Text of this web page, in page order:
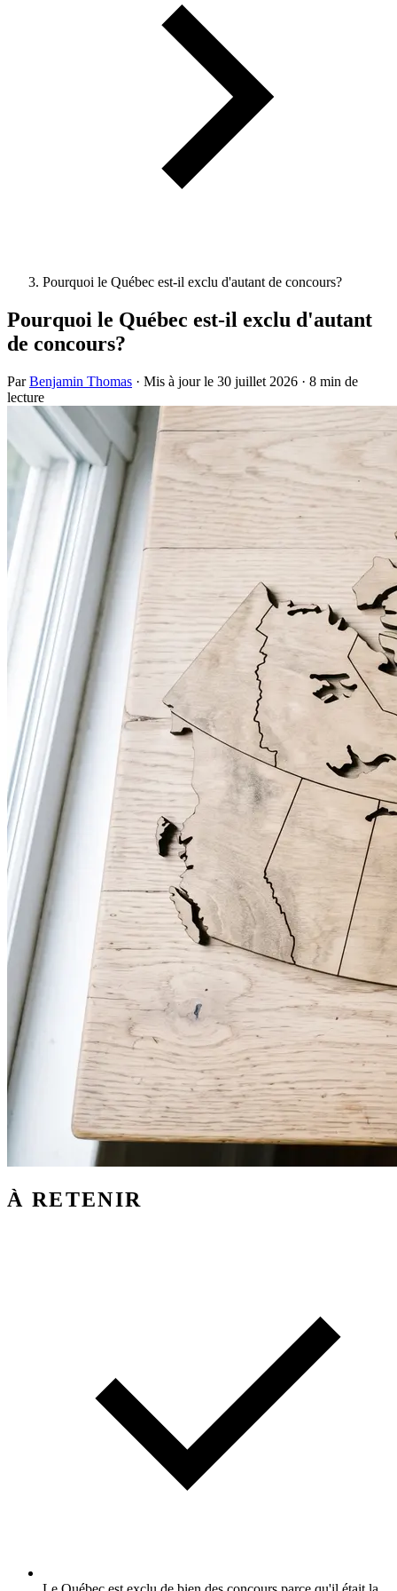
Pourquoi le Québec est-il exclu d'autant de concours?
Pourquoi le Québec est-il exclu d'autant
de concours?
ParBenjamin Thomas · Mis à jour le 30 juillet 2026 · 8 min de
lecture
À RETENIR